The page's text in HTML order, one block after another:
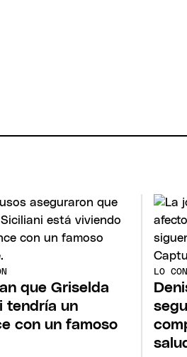
que Griselda
tendría un
con un famoso
LO